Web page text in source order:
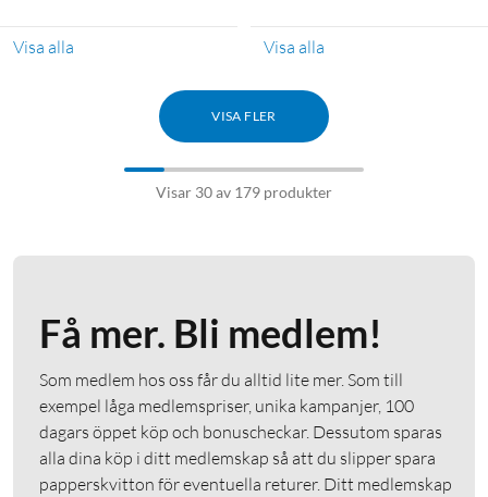
Visa alla Visa alla
VISA FLER
Visar 30 av 179 produkter
Få mer. Bli medlem!
Som medlem hos oss får du alltid lite mer. Som till
exempel låga medlemspriser, unika kampanjer, 100
dagars öppet köp och bonuscheckar. Dessutom sparas
alla dina köp i ditt medlemskap så att du slipper spara
papperskvitton för eventuella returer. Ditt medlemskap